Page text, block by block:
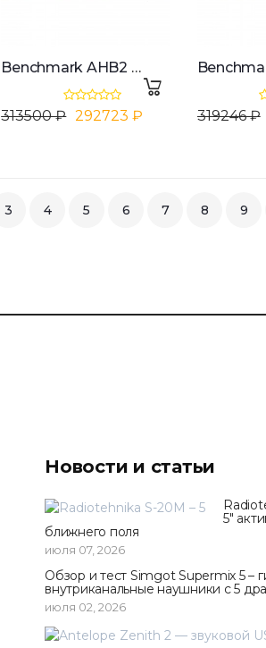
Benchmark AHB2 - Black
313500 ₽ 292723 ₽ 319246 ₽
3 4 5 6 7 8 9
Новости и статьи
5"
ближнего поля
июля 07, 2026
Обзор и тест Simgot Supermix 5 –
внутриканальные наушники с 5
июля 02, 2026